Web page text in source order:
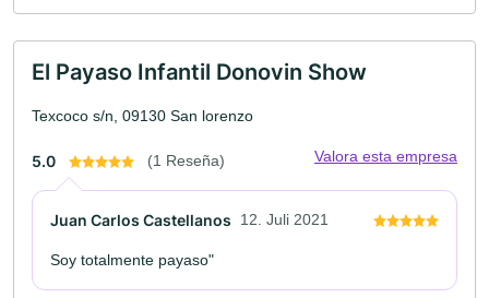
El Payaso Infantil Donovin Show
Texcoco s/n, 09130 San lorenzo
5.0 (1 Reseña) Valora esta empresa
Juan Carlos Castellanos 12. Juli 2021
Soy totalmente payaso"